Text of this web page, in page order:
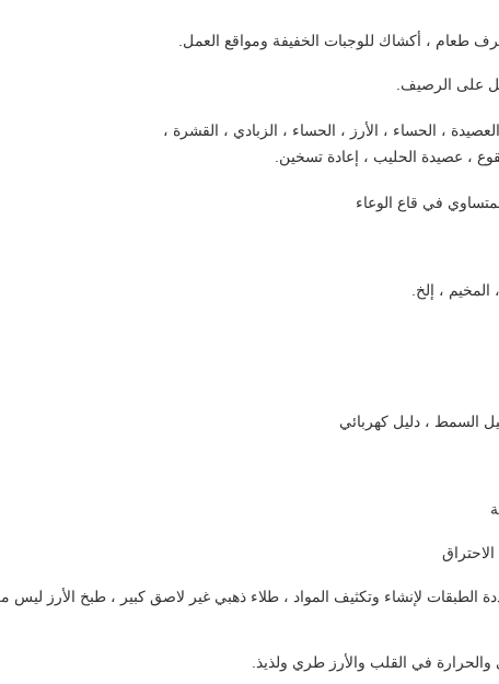
طعام ، أكشاك للوجبات الخفيفة ومواقع العمل.
على الرصيف.
، الحساء ، الأرز ، الحساء ، الزبادي ، القشرة ،
، عصيدة الحليب ، إعادة تسخين.
في قاع الوعاء
، إلخ.
السمط ، دليل كهربائي
الطبقات لإنشاء وتكثيف المواد ، طلاء ذهبي غير لاصق كبير ، طبخ الأرز
والحرارة في القلب والأرز طري ولذيذ.